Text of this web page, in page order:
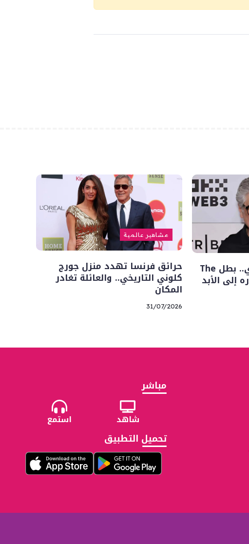
رحيل فينسنت باستوري.. بطل The
مشاهير عالمية
حرائق فرنسا تهدد منزل جورج
كلوني التاريخي.. والعائلة تغادر
المكان
31/07/2026
مباشر
شاهد استمع
تحميل التطبيق